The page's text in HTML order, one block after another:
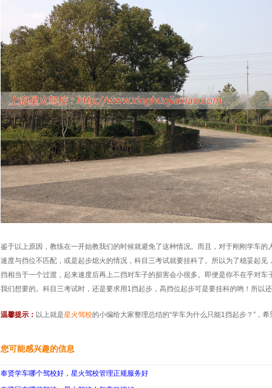
鉴于以上原因，教练在一开始教我们的时候就避免了这种情况。而且，对于刚刚学车的
速度与挡位不匹配，或是起步熄火的情况，科目三考试就要挂科了。所以为了稳妥起见
挡相当于一个过渡，起来速度后再上二挡对车子的损害会小很多。即便是你不在乎对车
我们想要的。科目三考试时，还是要求用1挡起步，高挡位起步可是要挂科的哟！所以
温馨提示： 以上就是星火驾校的小编给大家整理总结的“学车为什么只能1挡起步？”，希
您可能感兴趣的信息
奉贤学车哪个驾校好，星火驾校管理正规服务好